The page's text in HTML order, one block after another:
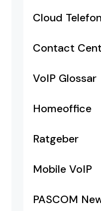
Cloud
Contact
VoIP Glossar
Homeoffice
Ratgeber
Mobile VoIP
PASCOM